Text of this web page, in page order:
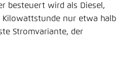
besteuert wird als Diesel,
Kilowattstunde nur etwa halb
Stromvariante, der